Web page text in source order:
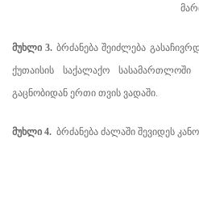
მუხლი 3. ბრძანება შეიძლება
ქუთაისის საქალაქო
გაცნობიდან ერთი თვის ვადაში.
მუხლი 4. ბრძანება ძალაში შევიდეს